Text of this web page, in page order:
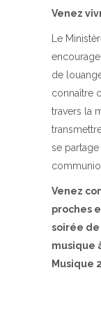
Venez
Le
de
connaître
travers la
se partage
Venez
proches
soirée de
musique
Musique